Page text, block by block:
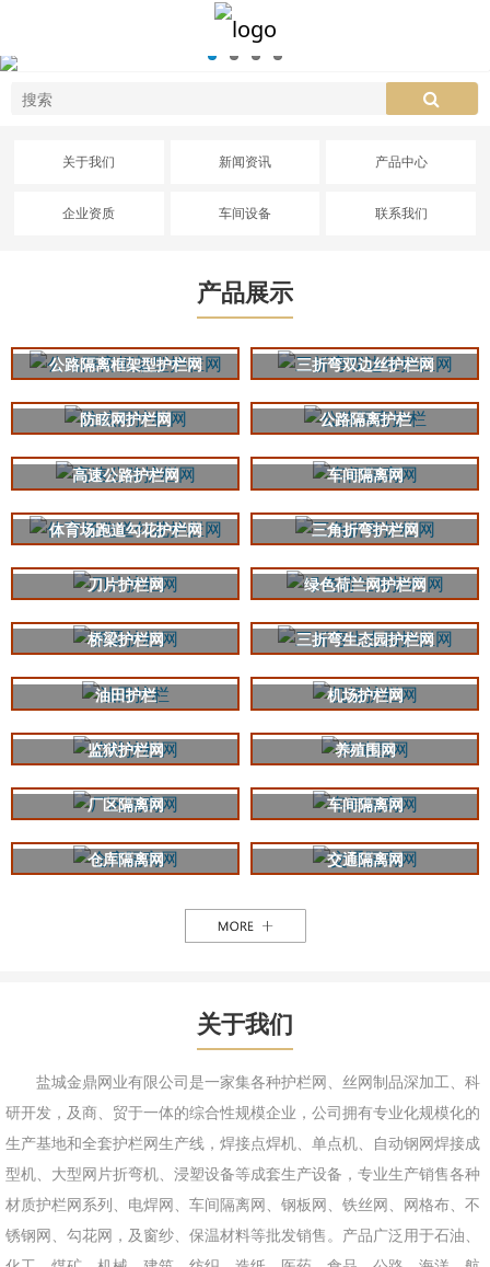
关于我们 新闻资讯 产品中心
企业资质 车间设备 联系我们
产品展示
公路隔离框架型护栏网 三折弯双边丝护栏网
防眩网护栏网 公路隔离护栏
高速公路护栏网 车间隔离网
体育场跑道勾花护栏网 三角折弯护栏网
刀片护栏网 绿色荷兰网护栏网
桥梁护栏网 三折弯生态园护栏网
油田护栏 机场护栏网
监狱护栏网 养殖围网
厂区隔离网 车间隔离网
仓库隔离网 交通隔离网
关于我们
盐城金鼎网业有限公司是一家集各种护栏网、丝网制品深加工、科
研开发，及商、贸于一体的综合性规模企业，公司拥有专业化规模化的
生产基地和全套护栏网生产线，焊接点焊机、单点机、自动钢网焊接成
型机、大型网片折弯机、浸塑设备等成套生产设备，专业生产销售各种
材质护栏网系列、电焊网、车间隔离网、钢板网、铁丝网、网格布、不
锈钢网、勾花网，及窗纱、保温材料等批发销售。产品广泛用于石油、